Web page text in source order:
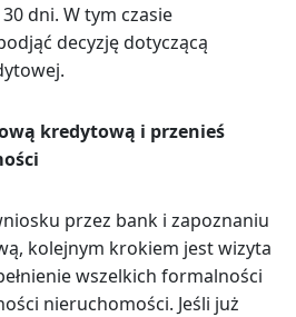
dni. W tym czasie
decyzję dotyczącą
kredytową i przenieś
przez bank i zapoznaniu
kolejnym krokiem jest wizyta
wszelkich formalności
nieruchomości. Jeśli już